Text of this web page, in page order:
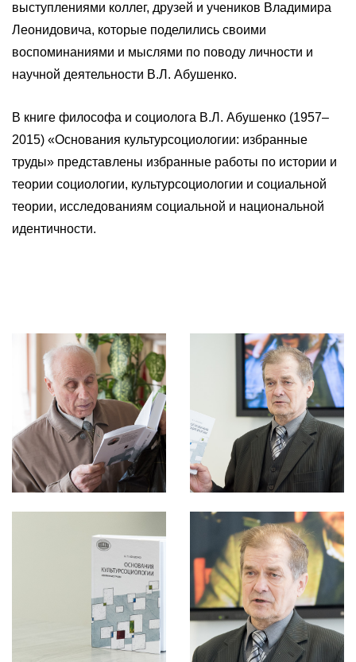
выступлениями коллег, друзей и учеников Владимира
Леонидовича, которые поделились своими
воспоминаниями и мыслями по поводу личности и
научной деятельности В.Л. Абушенко.
В книге философа и социолога В.Л. Абушенко (1957–
2015) «Основания культурсоциологии: избранные
труды» представлены избранные работы по истории и
теории социологии, культурсоциологии и социальной
теории, исследованиям социальной и национальной
идентичности.